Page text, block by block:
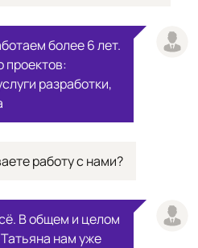
более 6 лет.
проектов:
разработки,
работу с нами?
В общем и целом
нам уже